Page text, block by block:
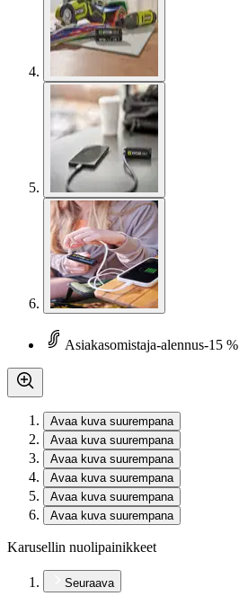
Asiakasomistaja-alennus-15 %
Avaa kuva suurempana
Avaa kuva suurempana
Avaa kuva suurempana
Avaa kuva suurempana
Avaa kuva suurempana
Avaa kuva suurempana
Karusellin nuolipainikkeet
Seuraava